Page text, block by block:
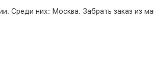
Среди них: Москва. Забрать заказ из